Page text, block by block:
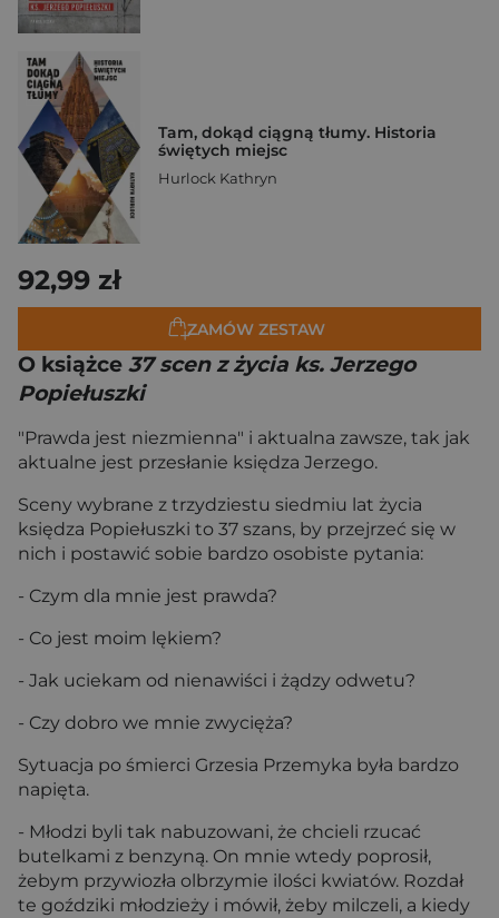
Tam, dokąd ciągną tłumy. Historia
świętych miejsc
Hurlock Kathryn
92,99 zł
ZAMÓW ZESTAW
O książce 37 scen z życia ks. Jerzego
Popiełuszki
"Prawda jest niezmienna" i aktualna zawsze, tak jak
aktualne jest przesłanie księdza Jerzego.
Sceny wybrane z trzydziestu siedmiu lat życia
księdza Popiełuszki to 37 szans, by przejrzeć się w
nich i postawić sobie bardzo osobiste pytania:
- Czym dla mnie jest prawda?
- Co jest moim lękiem?
- Jak uciekam od nienawiści i żądzy odwetu?
- Czy dobro we mnie zwycięża?
Sytuacja po śmierci Grzesia Przemyka była bardzo
napięta.
- Młodzi byli tak nabuzowani, że chcieli rzucać
butelkami z benzyną. On mnie wtedy poprosił,
żebym przywiozła olbrzymie ilości kwiatów. Rozdał
te goździki młodzieży i mówił, żeby milczeli, a kiedy